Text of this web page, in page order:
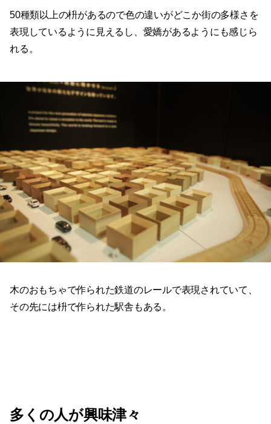
50種類以上の枡があるので色の違いがどこか街の多様さを
表現しているように見えるし、愛嬌があるようにも感じら
れる。
木のおもちゃで作られた鉄道のレールで表現されていて、
その先には枡で作られた駅舎もある。
多くの人が興味津々